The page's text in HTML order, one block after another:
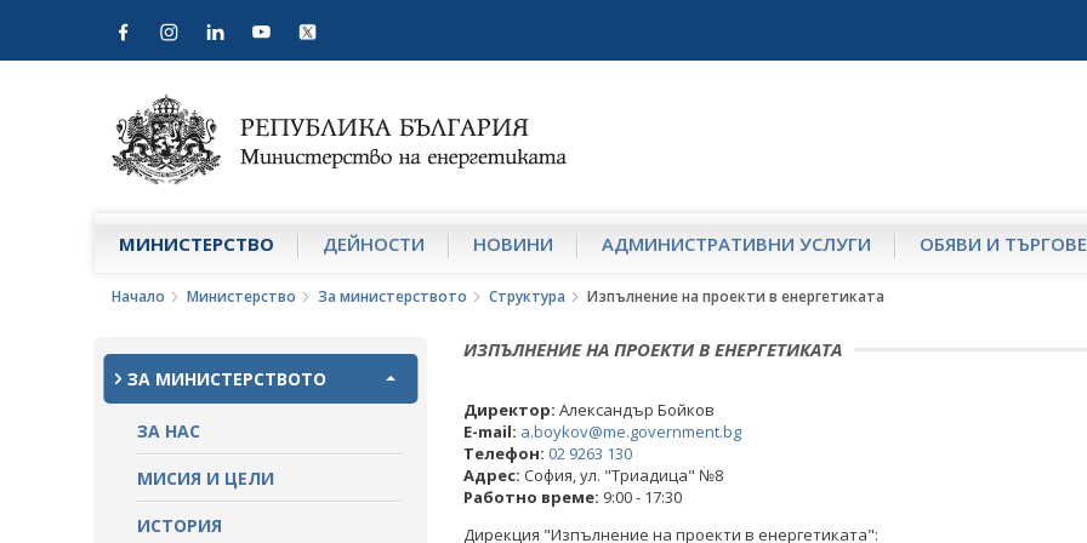
МИНИСТЕРСТВО ДЕЙНОСТИ НОВИНИ АДМИНИСТРАТИВНИ УСЛУГИ ОБЯВИ И ТЪРГОВЕ
Начало Министерство За министерството Структура Изпълнение на проекти в енергетиката
ЗА МИНИСТЕРСТВОТО
ЗА НАС
МИСИЯ И ЦЕЛИ
ИСТОРИЯ
ИЗПЪЛНЕНИЕ НА ПРОЕКТИ В ЕНЕРГЕТИКАТА
Директор: Александър Бойков
E-mail: a.boykov@me.government.bg
Телефон: 02 9263 130
Адрес: София, ул. "Триадица" №8
Работно време: 9:00 - 17:30
Дирекция "Изпълнение на проекти в енергетиката":